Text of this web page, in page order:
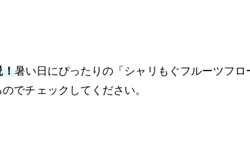
！暑い日にぴったりの「シャリもぐフルーツフ
でチェックしてください。